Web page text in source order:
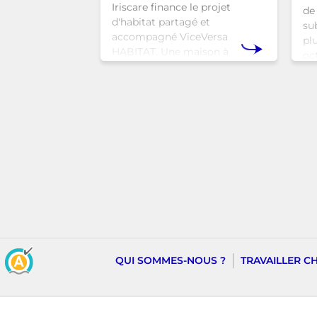
Iriscare finance le projet
d'habitat partagé et
accompagné ViceVersa
HABITAT. Une maison à
QUI SOMMES-NOUS ? TRAVAILLER